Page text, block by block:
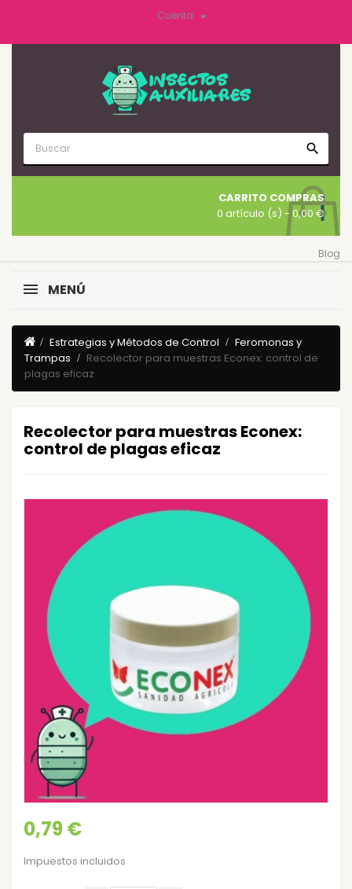
Cuenta 
search
CARRITO COMPRAS
0 artículo (s) - 0,00 €
Blog
MENÚ
Estrategias y Métodos de Control
Feromonas y
Trampas
Recolector para muestras Econex: control de
plagas eficaz
Recolector para muestras Econex:
control de plagas eficaz
0,79 €
Impuestos incluidos